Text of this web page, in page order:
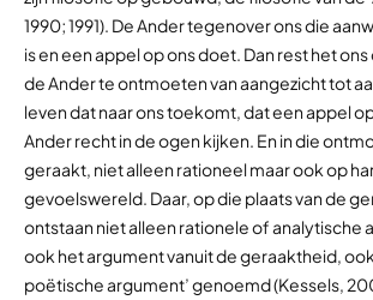
1990; 1991). De Ander tegenover ons die
is en een appel op ons doet. Dan rest het
de Ander te ontmoeten van aangezicht tot
leven dat naar ons toekomt, dat een appel
Ander recht in de ogen kijken. En in die
geraakt, niet alleen rationeel maar ook op
gevoelswereld. Daar, op die plaats van de
ontstaan niet alleen rationele of analytische
ook het argument vanuit de geraaktheid,
poëtische argument’ genoemd (Kessels,